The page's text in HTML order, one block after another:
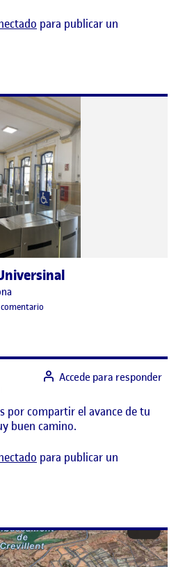
para publicar un
2024 8:01 pm
comentario
por compartir el avance de tu
buen camino.
Accede para responder
para publicar un